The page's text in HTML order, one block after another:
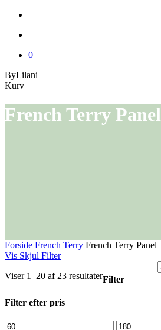
0
ByLilani
KurvClose
French Terry Panel
Forside French Terry French Terry Panel
Vis Skjul Filter
Viser 1–20 af 23 resultaterSorteret
efter
Filter
Close
Filter efter pris
Mindste Højeste